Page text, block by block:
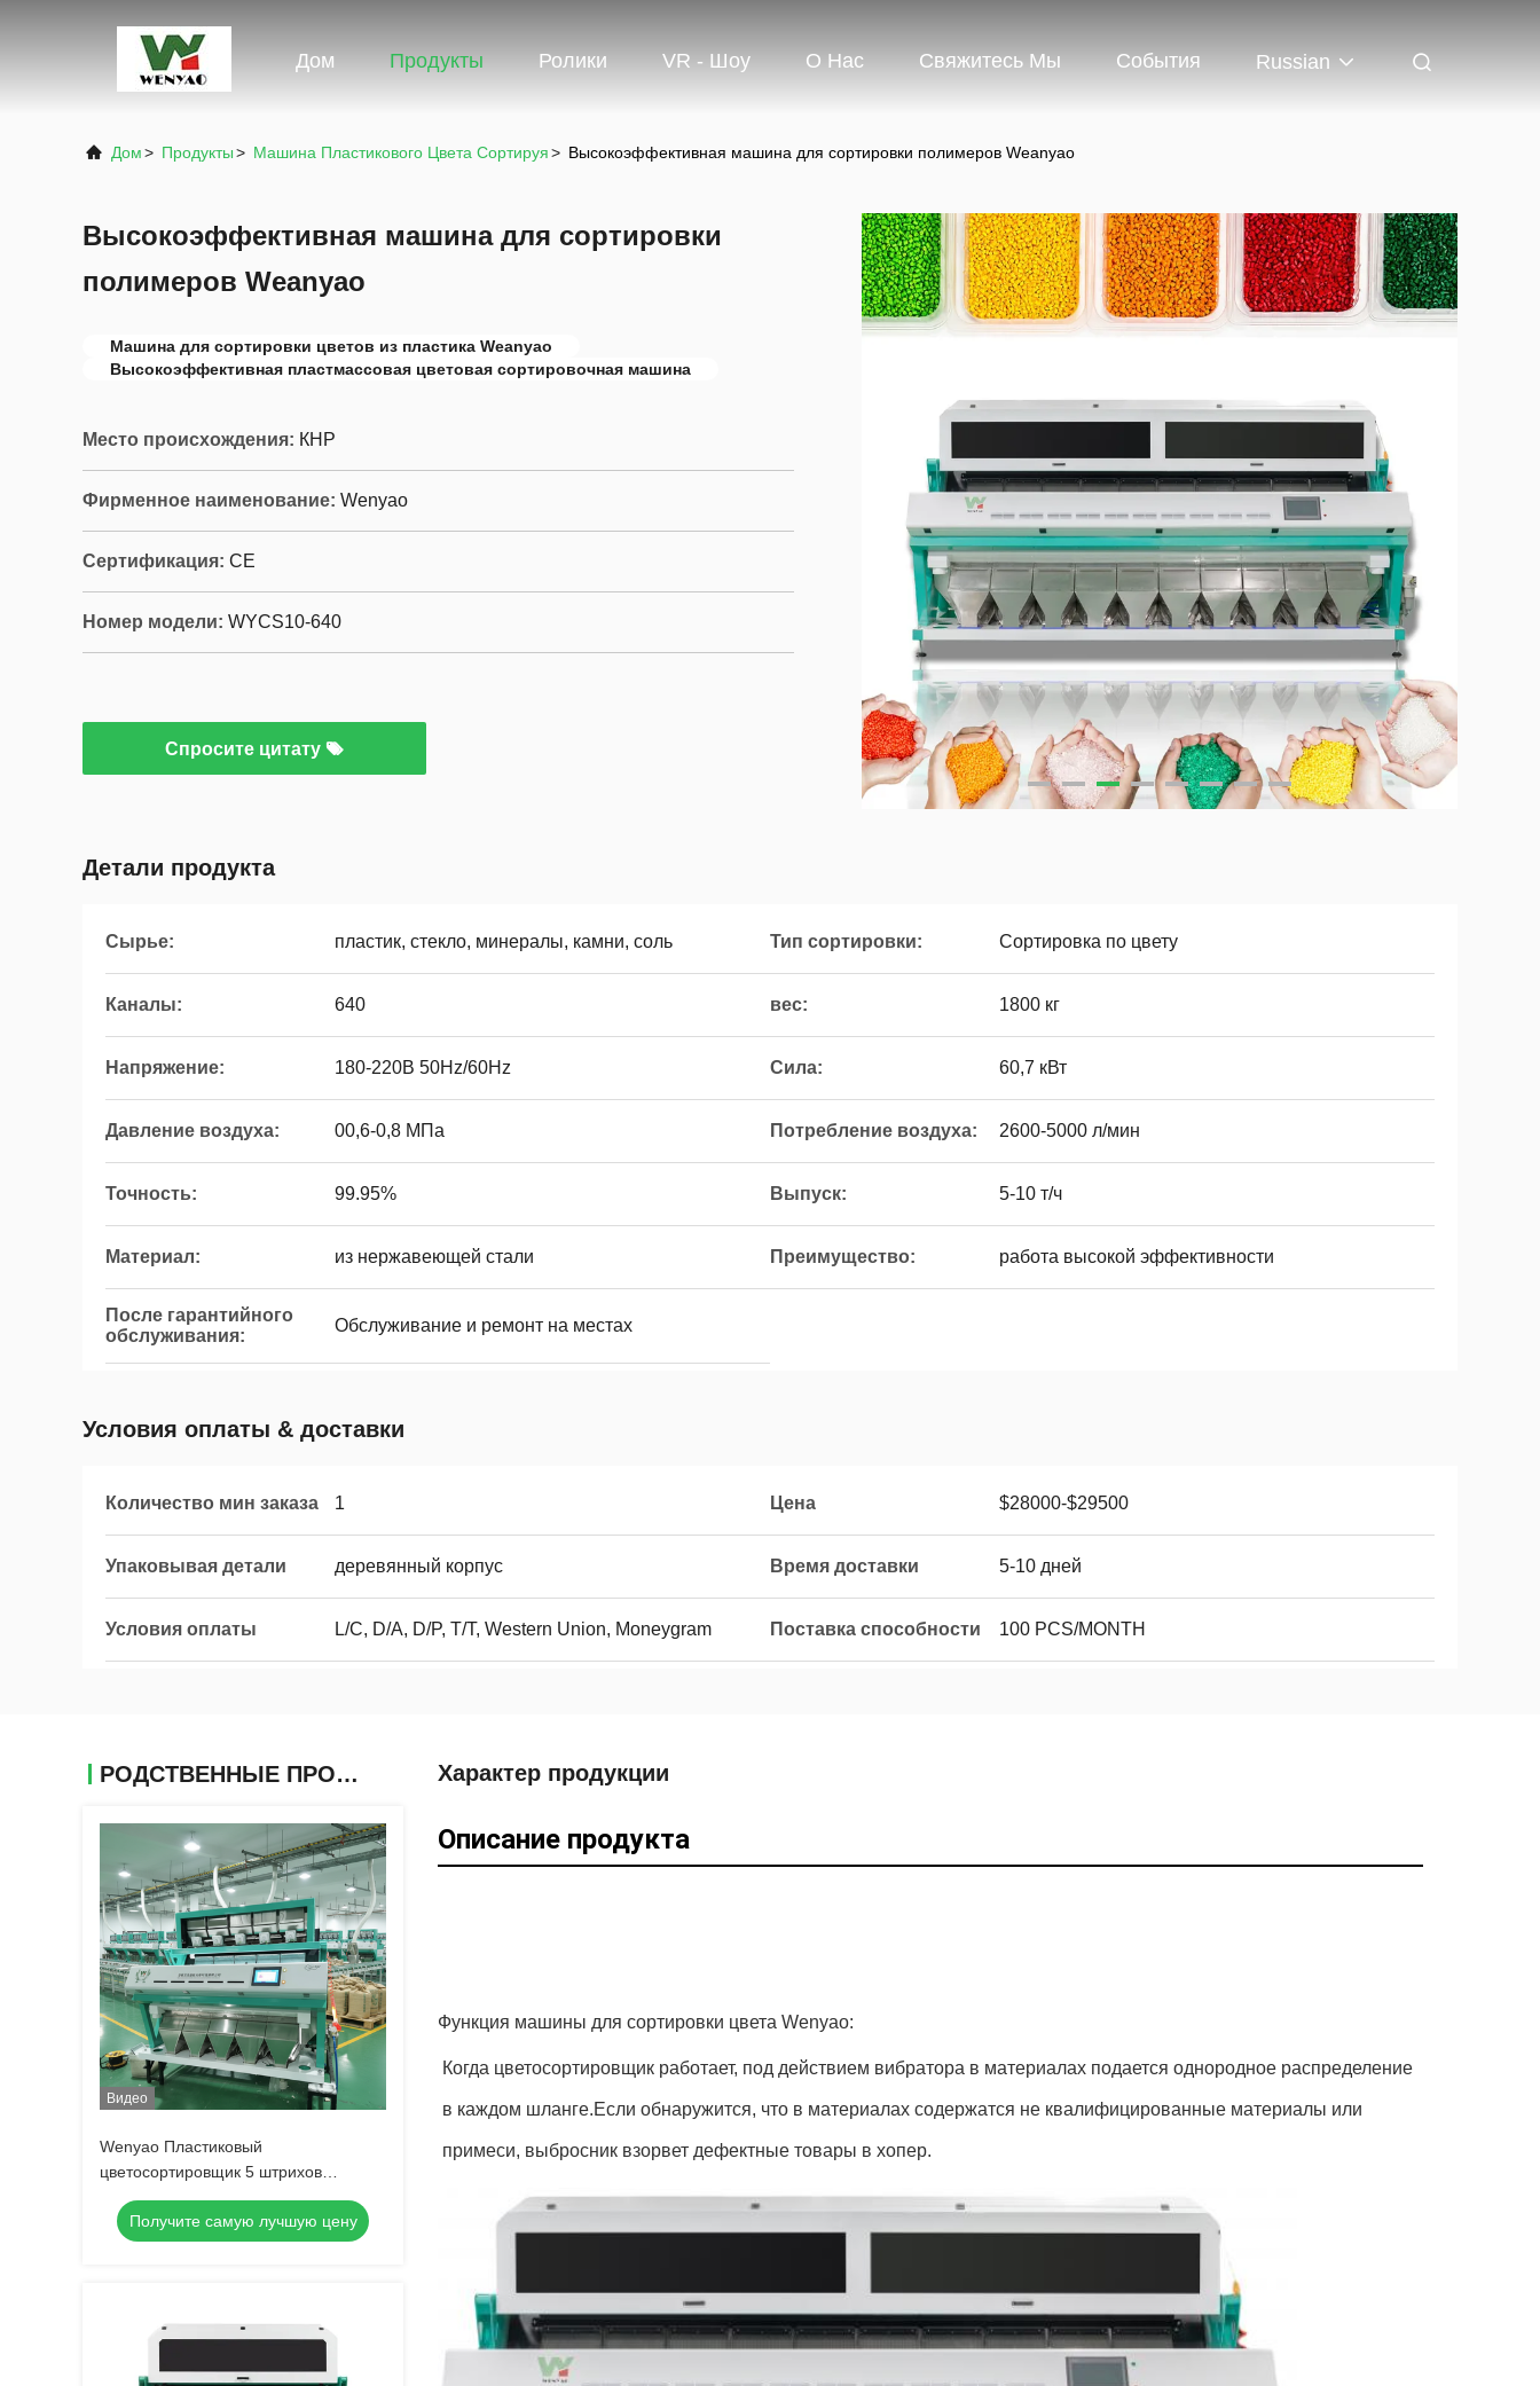
Дом Продукты Ролики VR - Шоу О Нас Свяжитесь Мы События Russian
Дом> Продукты> Машина Пластикового Цвета Сортируя> Высокоэффективная машина для сортировки полимеров Weanyao
Высокоэффективная машина для сортировки
полимеров Weanyao
Машина для сортировки цветов из пластика Weanyao
Высокоэффективная пластмассовая цветовая сортировочная машина
Место происхождения: КНР
Фирменное наименование: Wenyao
Сертификация: CE
Номер модели: WYCS10-640
Спросите цитату
Детали продукта
Сырье: пластик, стекло, минералы, камни, соль Тип сортировки: Сортировка по цвету
Каналы: 640 вес: 1800 кг
Напряжение: 180-220В 50Hz/60Hz Сила: 60,7 кВт
Давление воздуха: 00,6-0,8 МПа Потребление воздуха: 2600-5000 л/мин
Точность: 99.95% Выпуск: 5-10 т/ч
Материал: из нержавеющей стали Преимущество: работа высокой эффективности
После гарантийного
обслуживания:
Обслуживание и ремонт на местах
Условия оплаты & доставки
Количество мин заказа 1 Цена $28000-$29500
Упаковывая детали деревянный корпус Время доставки 5-10 дней
Условия оплаты L/C, D/A, D/P, T/T, Western Union, Moneygram Поставка способности 100 PCS/MONTH
РОДСТВЕННЫЕ ПРОДУКТЫ
Видео
Wenyao Пластиковый
цветосортировщик 5 штрихов
Пластиковые хлопья сортировщик
Автоматизированная пластмассовая
цветосортировочная машина для
Получите самую лучшую цену
Характер продукции
Описание продукта
Функция машины для сортировки цвета Wenyao:
Когда цветосортировщик работает, под действием вибратора в материалах подается однородное распределение
в каждом шланге.Если обнаружится, что в материалах содержатся не квалифицированные материалы или
примеси, выбросник взорвет дефектные товары в хопер.